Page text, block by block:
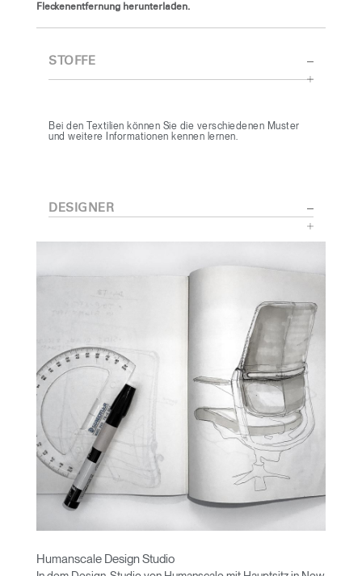
Fleckenentfernung herunterladen.
STOFFE
Bei den Textilien können Sie die verschiedenen Muster
und weitere Informationen kennen lernen.
DESIGNER
Humanscale Design Studio